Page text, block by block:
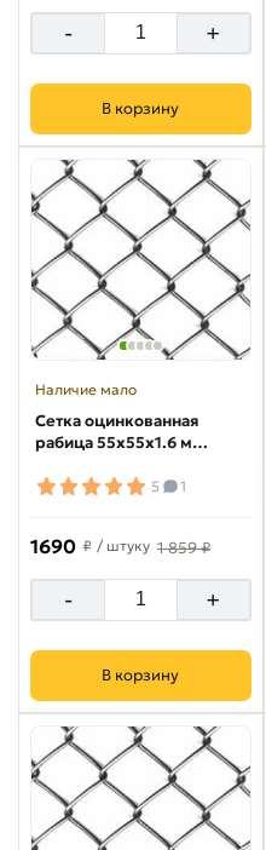
- +
В корзину
Наличие мало
Сетка оцинкованная
рабица 55х55х1.6 мм
5 1
1690 ₽ / штуку 1 859 ₽
- +
В корзину